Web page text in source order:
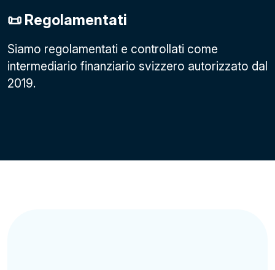
📜 Regolamentati
Siamo regolamentati e controllati come
intermediario finanziario svizzero autorizzato dal
2019.